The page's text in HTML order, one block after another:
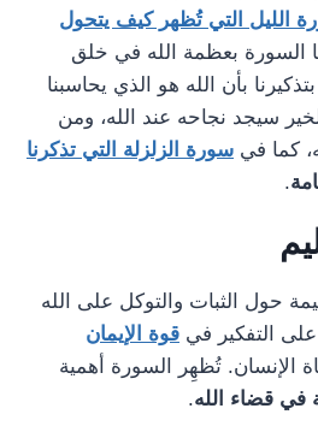
الليل التي تُظهر كيف يتحول
السورة بعظمة الله في خلق
بأن الله هو الذي يحاسبنا
سيجد نجاحه عند الله، ومن
كما في سورة الزلزلة التي تذكرنا
.
حول الثبات والتوكل على الله
التفكير في قوة الإيمان
الإنسان. تُظهِر السورة أهمية
في قضاء الله.